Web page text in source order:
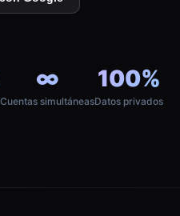
∞
Cuentas simultáneas
100%
Datos privados